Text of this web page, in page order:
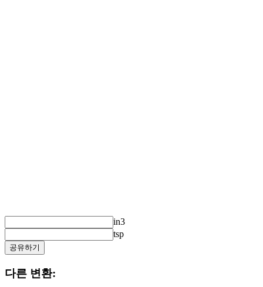
in3
tsp
공유하기
다른 변환: